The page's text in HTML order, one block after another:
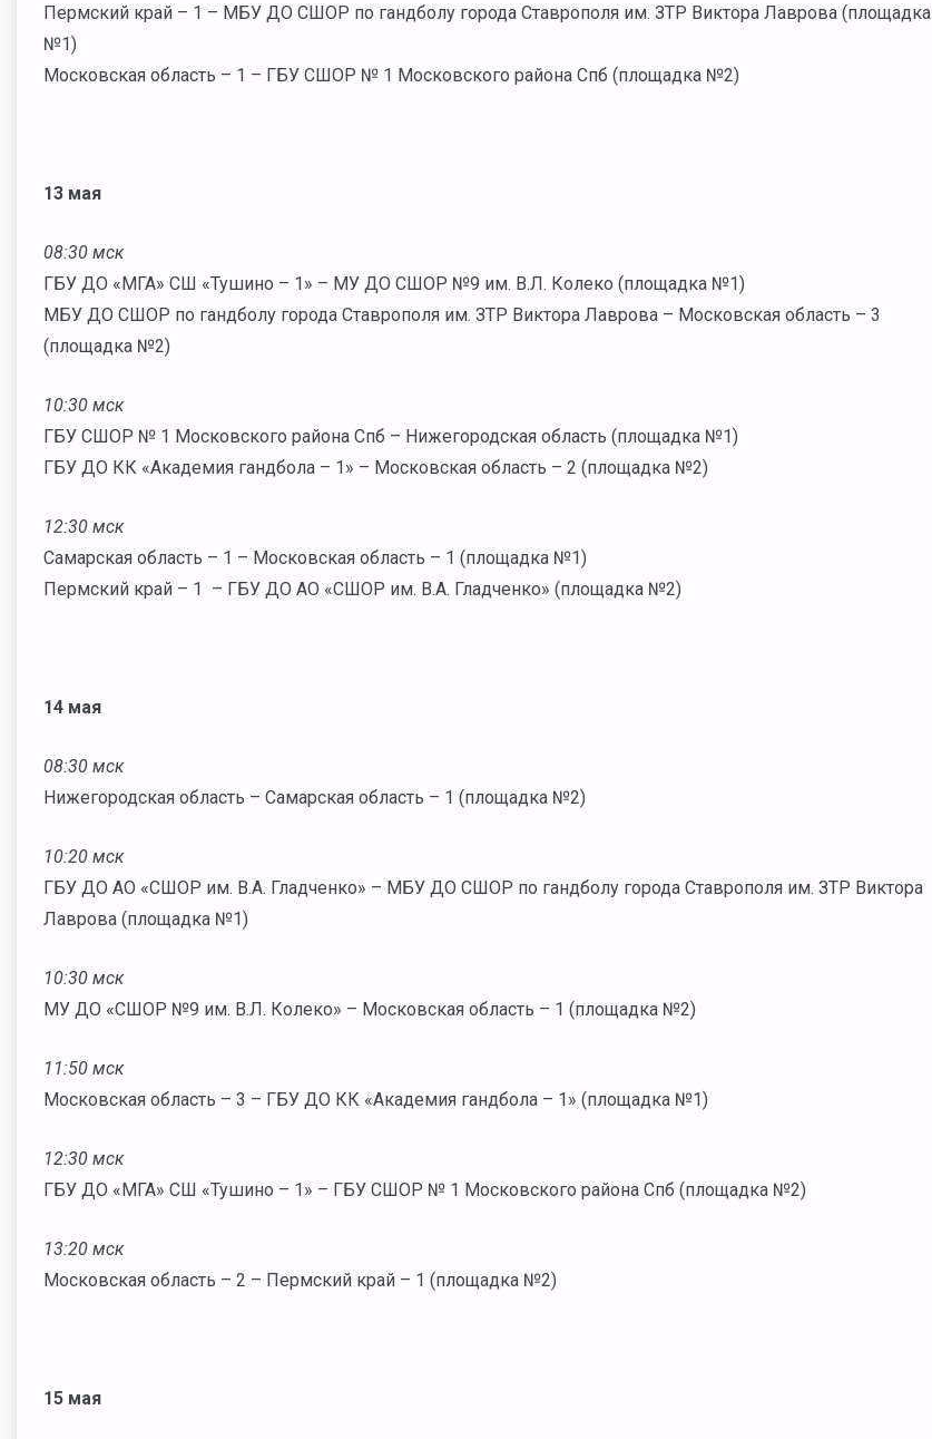
Пермский край – 1 – МБУ ДО СШОР по гандболу города Ставрополя им. ЗТР Виктора Лаврова (площадка
№1)
Московская область – 1 – ГБУ СШОР № 1 Московского района Спб (площадка №2)
13 мая
08:30 мск
ГБУ ДО «МГА» СШ «Тушино – 1» – МУ ДО СШОР №9 им. В.Л. Колеко (площадка №1)
МБУ ДО СШОР по гандболу города Ставрополя им. ЗТР Виктора Лаврова – Московская область – 3
(площадка №2)
10:30 мск
ГБУ СШОР № 1 Московского района Спб – Нижегородская область (площадка №1)
ГБУ ДО КК «Академия гандбола – 1» – Московская область – 2 (площадка №2)
12:30 мск
Самарская область – 1 – Московская область – 1 (площадка №1)
Пермский край – 1 – ГБУ ДО АО «СШОР им. В.А. Гладченко» (площадка №2)
14 мая
08:30 мск
Нижегородская область – Самарская область – 1 (площадка №2)
10:20 мск
ГБУ ДО АО «СШОР им. В.А. Гладченко» – МБУ ДО СШОР по гандболу города Ставрополя им. ЗТР Виктора
Лаврова (площадка №1)
10:30 мск
МУ ДО «СШОР №9 им. В.Л. Колеко» – Московская область – 1 (площадка №2)
11:50 мск
Московская область – 3 – ГБУ ДО КК «Академия гандбола – 1» (площадка №1)
12:30 мск
ГБУ ДО «МГА» СШ «Тушино – 1» – ГБУ СШОР № 1 Московского района Спб (площадка №2)
13:20 мск
Московская область – 2 – Пермский край – 1 (площадка №2)
15 мая